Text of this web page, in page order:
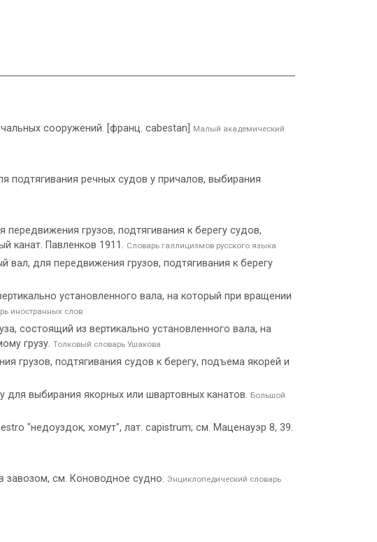
сооружений. [франц. cabestan]
Малый академический
речных судов у причалов, выбирания
грузов, подтягивания к берегу судов,
канат. Павленков 1911. Словарь галлицизмов русского языка
для передвижения грузов, подтягивания к берегу
установленного вала, на который при вращении
иностранных слов
состоящий из вертикально установленного вала, на
грузу. Толковый словарь Ушакова
грузов, подтягивания судов к берегу, подъема якорей и
выбирания якорных или швартовных канатов. Большой
"недоуздок, хомут", лат. capistrum; см. Маценауэр 8, 39.
завозом, см. Коноводное судно. Энциклопедический словарь